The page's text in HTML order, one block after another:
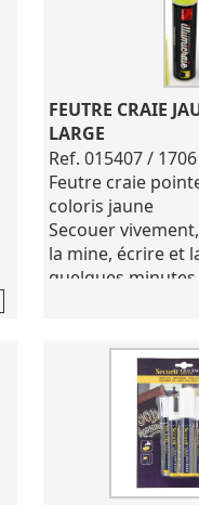
FEUTRE CRAIE
LARGE
Ref. 015407 / 1706
Feutre craie
coloris jaune
Secouer
la mine, écrire et
quelques
Convient sur les
verre, miroir,
et toutes les